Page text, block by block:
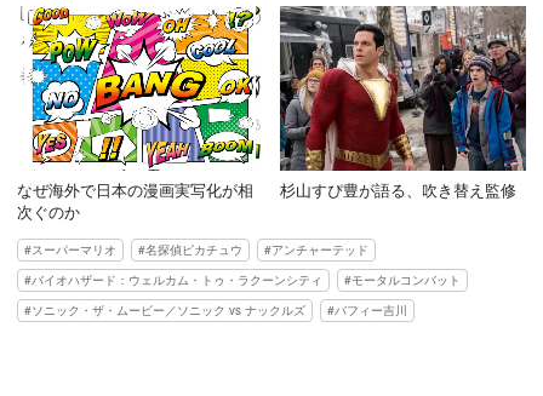
なぜ海外で日本の漫画実写化が相
次ぐのか
杉山すぴ豊が語る、吹き替え監修
スーパーマリオ 名探偵ピカチュウ
アンチャーテッド
バイオハザード：ウェルカム・トゥ・ラクーンシティ
モータルコンバット
ソニック・ザ・ムービー／ソニック vs ナックルズ
バフィー吉川